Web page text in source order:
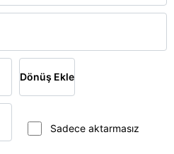
Dönüş Ekle
Sadece aktarmasız